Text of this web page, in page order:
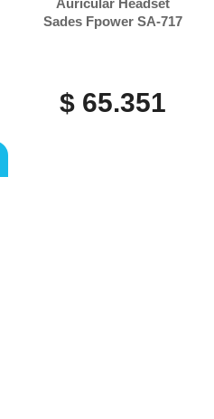
Auricular Headset
Sades Fpower SA-717
$ 65.351